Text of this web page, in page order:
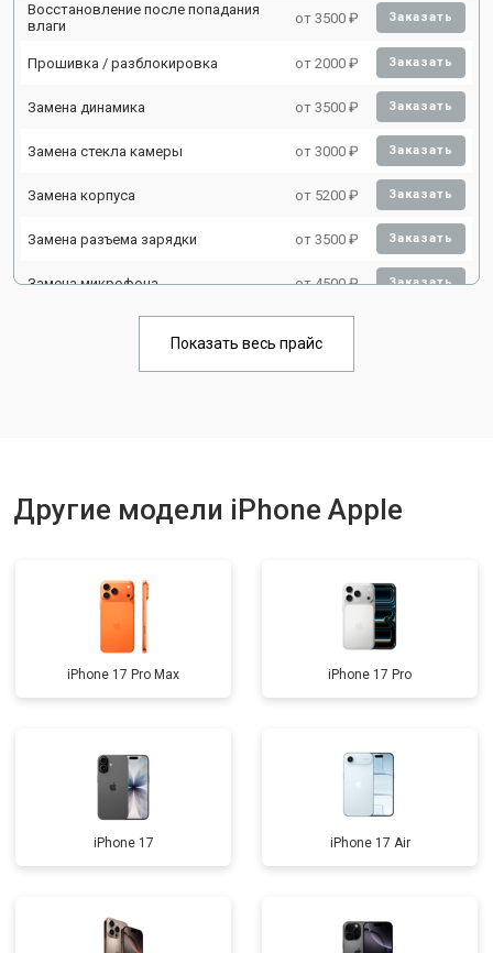
Восстановление после попадания
влаги
от 3500 ₽ Заказать
Прошивка / разблокировка от 2000 ₽ Заказать
Замена динамика от 3500 ₽ Заказать
Замена стекла камеры от 3000 ₽ Заказать
Замена корпуса от 5200 ₽ Заказать
Замена разъема зарядки от 3500 ₽ Заказать
Замена микрофона от 4500 ₽ Заказать
от 4700 ₽
Показать весь прайс
Другие модели iPhone Apple
iPhone 17 Pro Max iPhone 17 Pro
iPhone 17 iPhone 17 Air